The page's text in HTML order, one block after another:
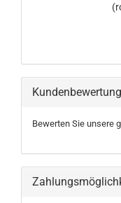
Kundenbewertung
Bewerten Sie unsere